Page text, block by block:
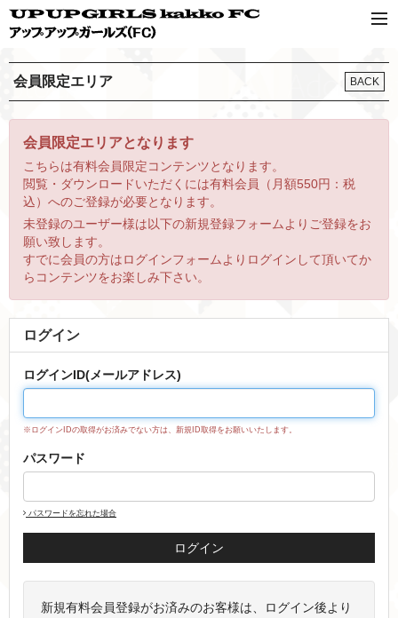
会員限定エリア BACK
会員限定エリアとなります
こちらは有料会員限定コンテンツとなります。
閲覧・ダウンロードいただくには有料会員（月額550円：税
込）へのご登録が必要となります。
未登録のユーザー様は以下の新規登録フォームよりご登録をお
願い致します。
すでに会員の方はログインフォームよりログインして頂いてか
らコンテンツをお楽しみ下さい。
ログイン
ログインID(メールアドレス)
※ログインIDの取得がお済みでない方は、新規ID取得をお願いいたします。
パスワード
パスワードを忘れた場合
新規有料会員登録がお済みのお客様は、ログイン後より